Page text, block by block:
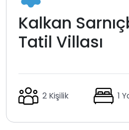
Kalkan
Tatil Villası
2 Kişilik 1